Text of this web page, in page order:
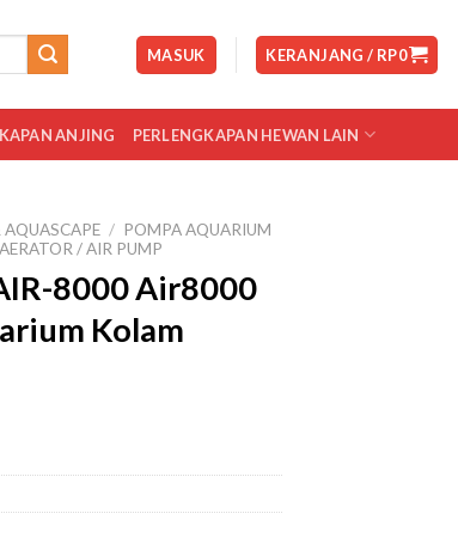
MASUK KERANJANG / RP0
ANJING PERLENGKAPAN HEWAN LAIN
/ POMPA AQUARIUM
/ AIR PUMP
8000 Air8000
Kolam